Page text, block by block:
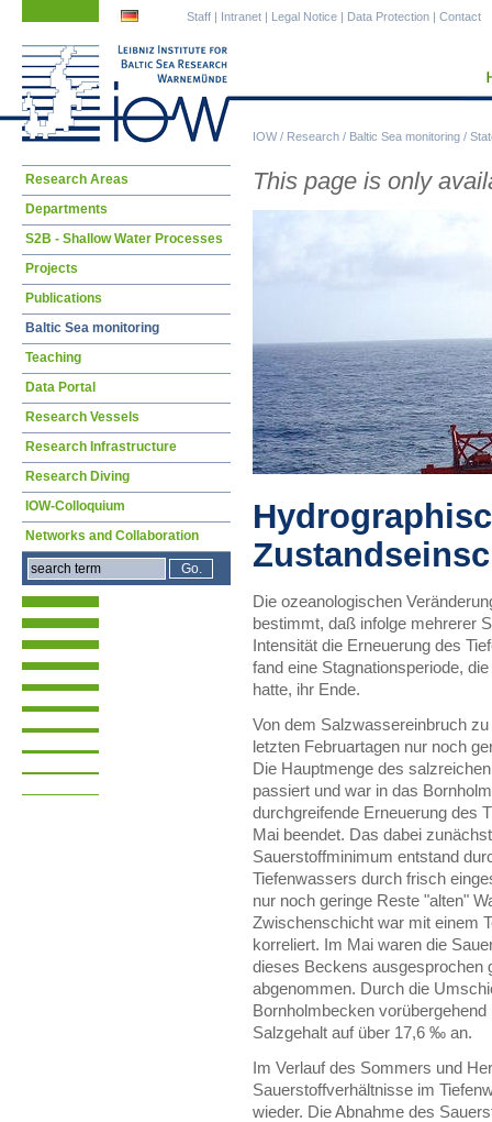
IOW/ Research / Baltic Sea monitoring /
Staff | Intranet | Legal Notice | Data Protection | Contact
This page is only
Die ozeanologischen
bestimmt, daß infolge mehrerer
Intensität die Erneuerung des
fand eine Stagnationsperiode,
hatte, ihr Ende.
Von dem Salzwassereinbruch
letzten Februartagen nur noch
Die Hauptmenge des
passiert und war in das
durchgreifende Erneuerung des
Mai beendet. Das dabei
Sauerstoffminimum entstand
Tiefenwassers durch frisch
nur noch geringe Reste "alten"
Zwischenschicht war mit einem
korreliert. Im Mai waren die
dieses Beckens ausgesprochen
abgenommen. Durch die
Bornholmbecken
Salzgehalt auf über 17,6 ‰ an.
Im Verlauf des Sommers und
Sauerstoffverhältnisse im
wieder. Die Abnahme des
Skip
Research Areas
Departments
S2B - Shallow Water Processes
Projects
Publications
Baltic Sea monitoring
Teaching
Data Portal
Research Vessels
Research Infrastructure
Research Diving
IOW-Colloquium
Networks and Collaboration